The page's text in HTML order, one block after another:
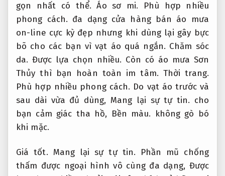
gọn nhất có thể.Áo sơ mi.
Phù hợp nhiều
phong cách. đa dạng cửa hàng bán áo mưa
on-line cực kỳ đẹp nhưng khi dùng lại gây bực
bõ cho các bạn vì vạt áo quá ngắn. Chăm sóc
da. Được lựa chọn nhiều. Còn có áo mưa Sơn
Thủy thì bạn hoàn toàn im tâm. Thời trang.
Phù hợp nhiều phong cách. Do vạt áo trước và
sau dài vừa đủ dùng, Mang lại sự tự tin. cho
bạn cảm giác tha hồ, Bền màu. không gò bó
khi mặc.
Giá tốt. Mang lại sự tự tin. Phần mũ chống
thấm được ngoại hình vô cùng đa dạng, Được